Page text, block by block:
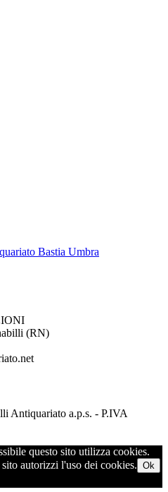
Bastia Umbra
(RN)
Antiquariato a.p.s. - P.IVA
questo sito utilizza cookies.
autorizzi l'uso dei cookies. Ok